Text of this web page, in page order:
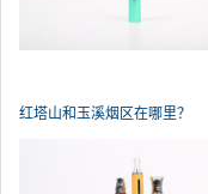
红塔山和玉溪烟区在哪里？